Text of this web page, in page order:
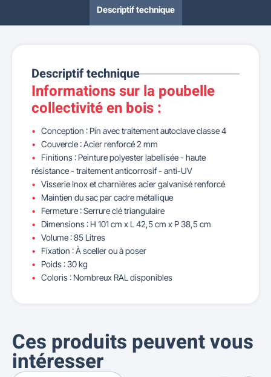
Descriptif technique
Descriptif technique
Informations sur la poubelle
collectivité en bois :
Conception : Pin avec traitement autoclave classe 4
Couvercle : Acier renforcé 2 mm
Finitions : Peinture polyester labellisée - haute
résistance - traitement anticorrosif - anti-UV
Visserie Inox et charnières acier galvanisé renforcé
Maintien du sac par cadre métallique
Fermeture : Serrure clé triangulaire
Dimensions : H 101 cm x L 42,5 cm x P 38,5 cm
Volume : 85 Litres
Fixation : À sceller ou à poser
Poids : 30 kg
Coloris : Nombreux RAL disponibles
Ces produits peuvent vous
intéresser